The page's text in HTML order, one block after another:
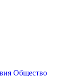
Общество